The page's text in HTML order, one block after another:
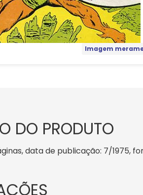
Imagem
DO PRODUTO
data de publicação: 7/1975,